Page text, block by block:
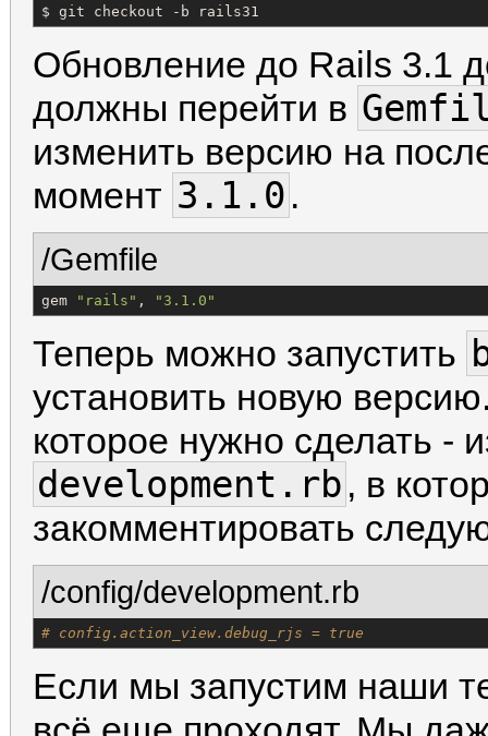
$ git checkout -b rails31
Обновление до Rails 3.1
должны перейти в
изменить версию на
момент 3.1.0 .
/Gemfile
gem " rails " , " 3.1.0 "
Теперь можно запустить
установить новую
которое нужно сделать -
development.rb , в
закомментировать
/config/development.rb
# config.action_view.debug_rjs = true
Если мы запустим наши